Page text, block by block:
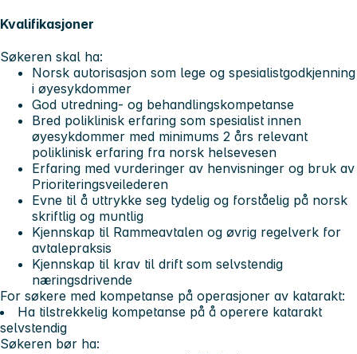
Kvalifikasjoner
Søkeren skal ha:
Norsk autorisasjon som lege og spesialistgodkjenning
i øyesykdommer
God utredning- og behandlingskompetanse
Bred poliklinisk erfaring som spesialist innen
øyesykdommer med minimums 2 års relevant
poliklinisk erfaring fra norsk helsevesen
Erfaring med vurderinger av henvisninger og bruk av
Prioriteringsveilederen
Evne til å uttrykke seg tydelig og forståelig på norsk
skriftlig og muntlig
Kjennskap til Rammeavtalen og øvrig regelverk for
avtalepraksis
Kjennskap til krav til drift som selvstendig
næringsdrivende
For søkere med kompetanse på operasjoner av katarakt:
Ha tilstrekkelig kompetanse på å operere katarakt
selvstendig
Søkeren bør ha: